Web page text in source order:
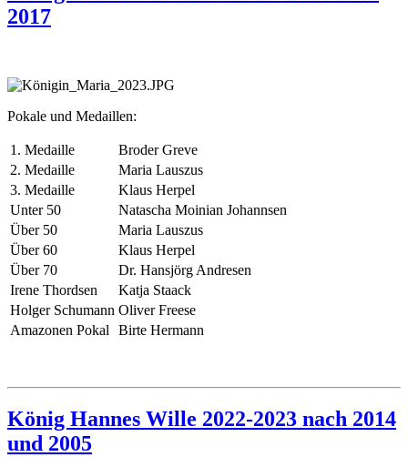
2017
Pokale und Medaillen:
1. Medaille
Broder Greve
2. Medaille
Maria Lauszus
3. Medaille
Klaus Herpel
Unter 50
Natascha Moinian Johannsen
Über 50
Maria Lauszus
Über 60
Klaus Herpel
Über 70
Dr. Hansjörg Andresen
Irene Thordsen
Katja Staack
Holger Schumann Oliver Freese
Amazonen Pokal Birte Hermann
König Hannes Wille 2022-2023 nach 2014
und 2005